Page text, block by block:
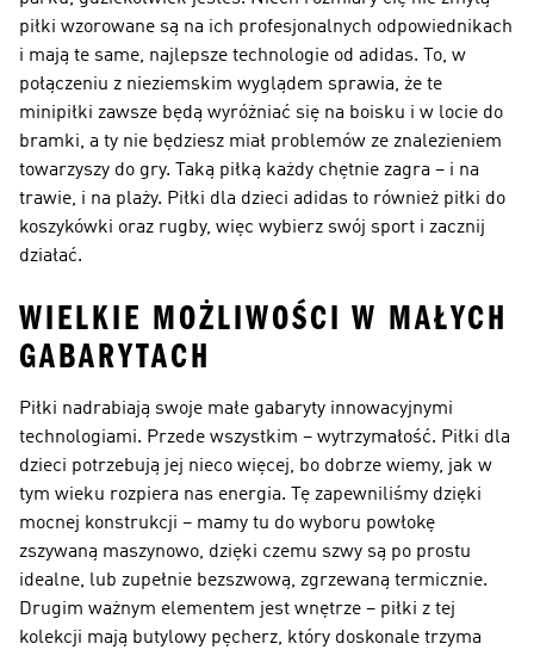
piłki wzorowane są na ich profesjonalnych odpowiednikach
i mają te same, najlepsze technologie od adidas. To, w
połączeniu z nieziemskim wyglądem sprawia, że te
minipiłki zawsze będą wyróżniać się na boisku i w locie do
bramki, a ty nie będziesz miał problemów ze znalezieniem
towarzyszy do gry. Taką piłką każdy chętnie zagra – i na
trawie, i na plaży. Piłki dla dzieci adidas to również piłki do
koszykówki oraz rugby, więc wybierz swój sport i zacznij
działać.
WIELKIE MOŻLIWOŚCI W MAŁYCH
GABARYTACH
Piłki nadrabiają swoje małe gabaryty innowacyjnymi
technologiami. Przede wszystkim – wytrzymałość. Piłki dla
dzieci potrzebują jej nieco więcej, bo dobrze wiemy, jak w
tym wieku rozpiera nas energia. Tę zapewniliśmy dzięki
mocnej konstrukcji – mamy tu do wyboru powłokę
zszywaną maszynowo, dzięki czemu szwy są po prostu
idealne, lub zupełnie bezszwową, zgrzewaną termicznie.
Drugim ważnym elementem jest wnętrze – piłki z tej
kolekcji mają butylowy pęcherz, który doskonale trzyma